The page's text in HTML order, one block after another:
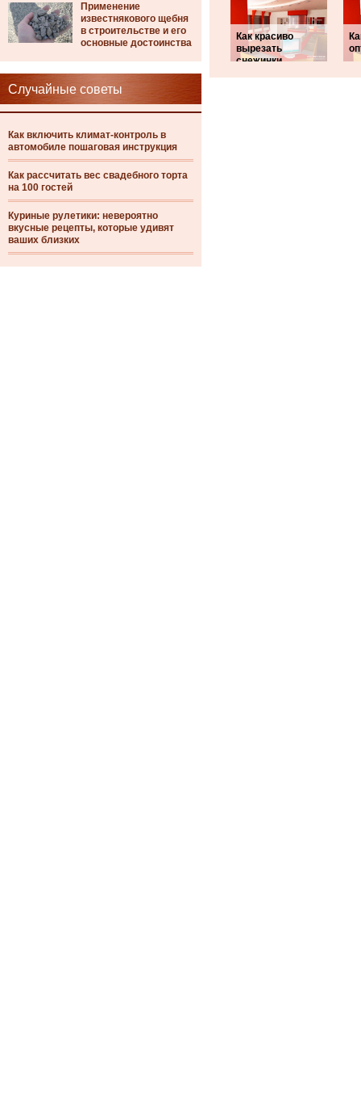
Применение
известнякового щебня
в строительстве и его
основные достоинства
Случайные советы
Как включить климат-контроль в
автомобиле пошаговая инструкция
Как рассчитать вес свадебного торта
на 100 гостей
Куриные рулетики: невероятно
вкусные рецепты, которые удивят
ваших близких
Как красиво
вырезать
снежинки